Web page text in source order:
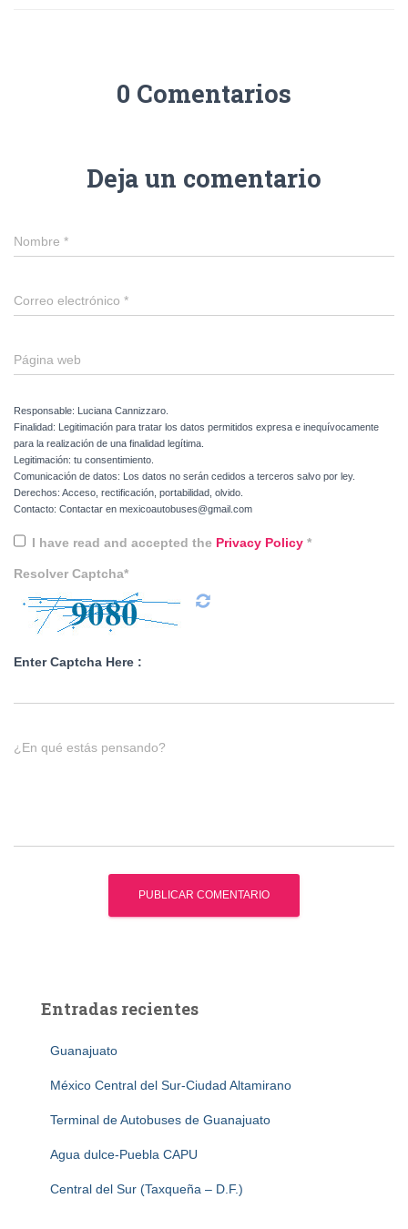
0 Comentarios
Deja un comentario
Nombre *
Correo electrónico *
Página web
Responsable: Luciana Cannizzaro.
Finalidad: Legitimación para tratar los datos permitidos expresa e inequívocamente
para la realización de una finalidad legítima.
Legitimación: tu consentimiento.
Comunicación de datos: Los datos no serán cedidos a terceros salvo por ley.
Derechos: Acceso, rectificación, portabilidad, olvido.
Contacto: Contactar en mexicoautobuses@gmail.com
I have read and accepted the Privacy Policy *
Resolver Captcha*
Enter Captcha Here :
¿En qué estás pensando?
Entradas recientes
Guanajuato
México Central del Sur-Ciudad Altamirano
Terminal de Autobuses de Guanajuato
Agua dulce-Puebla CAPU
Central del Sur (Taxqueña – D.F.)